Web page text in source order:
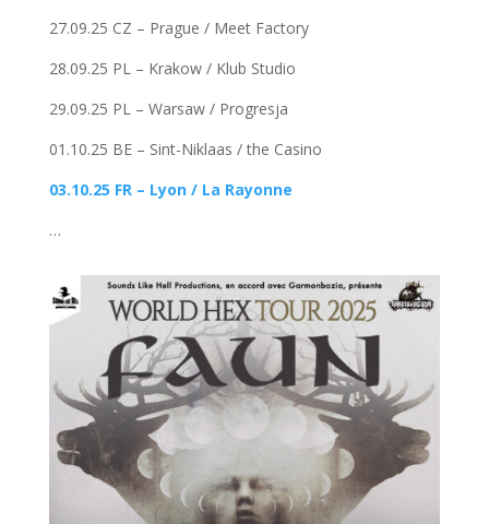
27.09.25 CZ – Prague / Meet Factory
28.09.25 PL – Krakow / Klub Studio
29.09.25 PL – Warsaw / Progresja
01.10.25 BE – Sint-Niklaas / the Casino
03.10.25 FR – Lyon / La Rayonne
…